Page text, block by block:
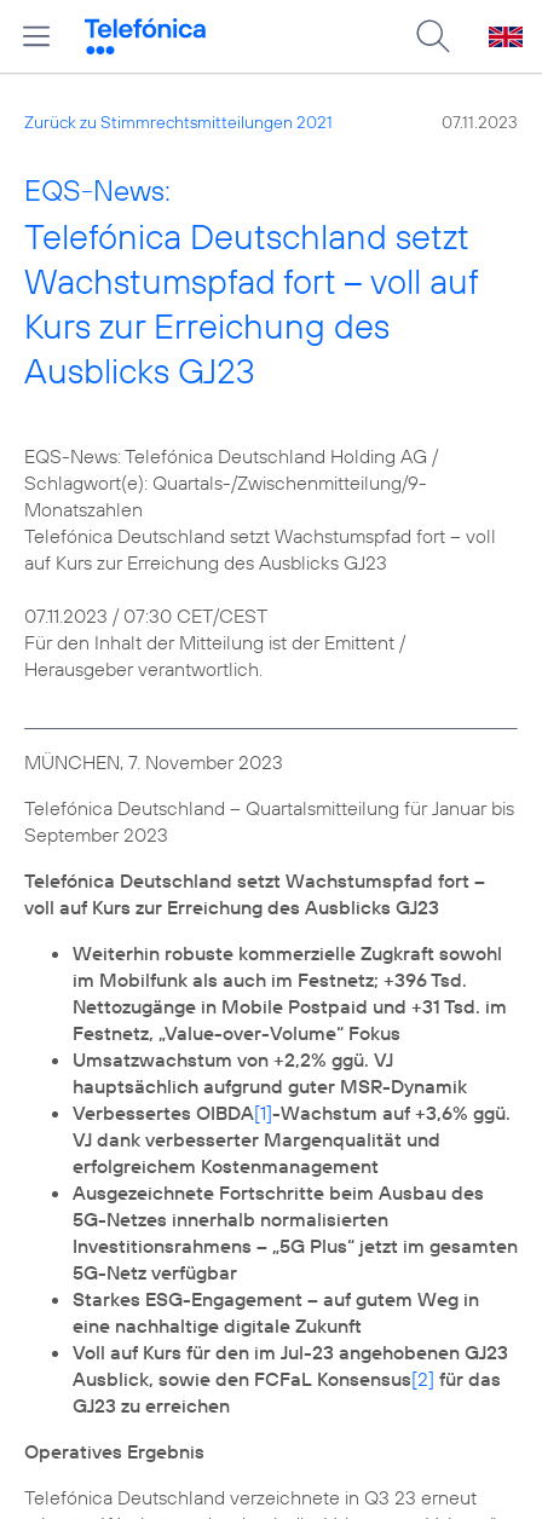
Zurück zu Stimmrechtsmitteilungen 2021 07.11.2023
EQS-News:
Telefónica Deutschland setzt
Wachstumspfad fort – voll auf
Kurs zur Erreichung des
Ausblicks GJ23
EQS-News: Telefónica Deutschland Holding AG /
Schlagwort(e): Quartals-/Zwischenmitteilung/9-
Monatszahlen
Telefónica Deutschland setzt Wachstumspfad fort – voll
auf Kurs zur Erreichung des Ausblicks GJ23
07.11.2023 / 07:30 CET/CEST
Für den Inhalt der Mitteilung ist der Emittent /
Herausgeber verantwortlich.
MÜNCHEN, 7. November 2023
Telefónica Deutschland – Quartalsmitteilung für Januar bis
September 2023
Telefónica Deutschland setzt Wachstumspfad fort –
voll auf Kurs zur Erreichung des Ausblicks GJ23
Weiterhin robuste kommerzielle Zugkraft sowohl
im Mobilfunk als auch im Festnetz; +396 Tsd.
Nettozugänge in Mobile Postpaid und +31 Tsd. im
Festnetz, „Value-over-Volume“ Fokus
Umsatzwachstum von +2,2% ggü. VJ
hauptsächlich aufgrund guter MSR-Dynamik
Verbessertes OIBDA[1]-Wachstum auf +3,6% ggü.
VJ dank verbesserter Margenqualität und
erfolgreichem Kostenmanagement
Ausgezeichnete Fortschritte beim Ausbau des
5G-Netzes innerhalb normalisierten
Investitionsrahmens – „5G Plus“ jetzt im gesamten
5G-Netz verfügbar
Starkes ESG-Engagement – auf gutem Weg in
eine nachhaltige digitale Zukunft
Voll auf Kurs für den im Jul-23 angehobenen GJ23
Ausblick, sowie den FCFaL Konsensus[2] für das
GJ23 zu erreichen
Operatives Ergebnis
Telefónica Deutschland verzeichnete in Q3 23 erneut